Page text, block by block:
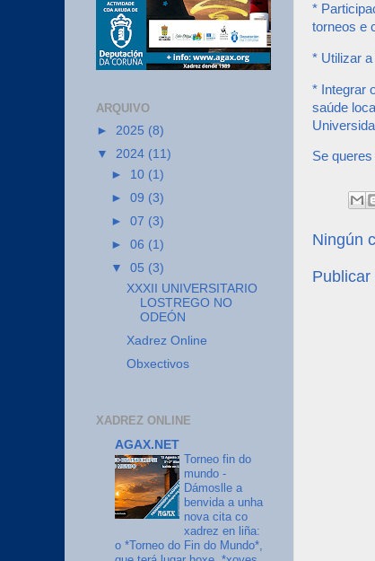
*
torneos e
* Utilizar
* Integrar
saúde
Se
Ningún
ARQUIVO
► 2025 (8)
▼ 2024 (11)
► 10 (1)
►09 (3)
►07 (3)
►06 (1)
▼05 (3)
XXXII UNIVERSITARIO
LOSTREGO NO
ODEÓN
Xadrez Online
Obxectivos
XADREZ ONLINE
AGAX.NET
Torneo fin do
mundo -
Dámoslle a
benvida a unha
nova cita co
xadrez en liña:
o *Torneo do Fin do Mundo*,